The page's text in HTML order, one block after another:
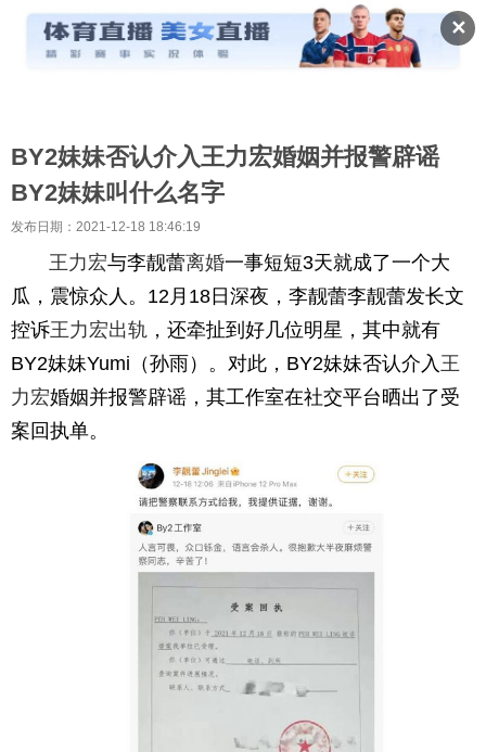
✕
BY2妹妹否认介入王力宏婚姻并报警辟谣
BY2妹妹叫什么名字
发布日期：2021-12-18 18:46:19
王力宏与李靓蕾离婚一事短短3天就成了一个大
瓜，震惊众人。12月18日深夜，李靓蕾李靓蕾发长文
控诉王力宏出轨 ，还牵扯到好几位明星，其中就有
BY2妹妹Yumi（孙雨）。对此，BY2妹妹否认介入 王
力宏婚姻并报警辟谣，其工作室在社交平台晒出了受
案回执单。